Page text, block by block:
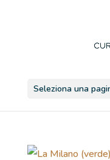
Seleziona una